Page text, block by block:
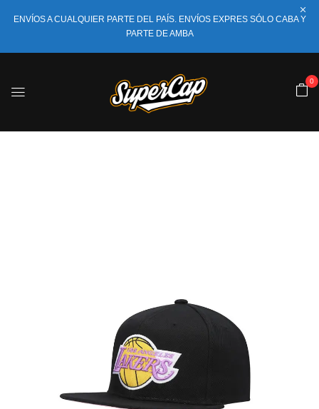
ENVÍOS A CUALQUIER PARTE DEL PAÍS. ENVÍOS EXPRES SÓLO CABA Y
PARTE DE AMBA
0